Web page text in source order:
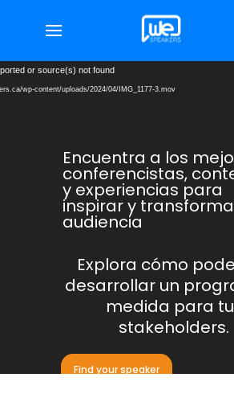
Reproductor
de
or source(s) not found
wp-content/uploads/2024/04/IMG_1177-3.mov
Encuentra a los
conferencistas,
y experiencias para
inspirar y
audiencia
Explora cómo
desarrollar un
medida para
stakeholders.
Find your speaker